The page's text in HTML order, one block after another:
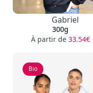
Gabriel
300g
À partir de 33.54€
Bio